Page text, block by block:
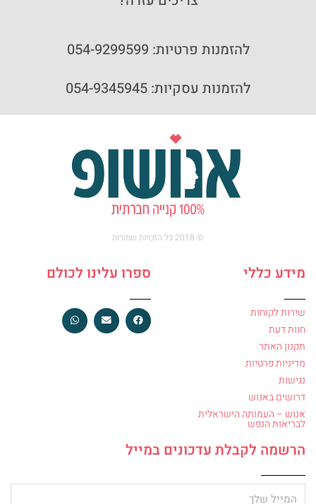
להזמנות פרטיות: 054-9299599
להזמנות עסקיות: 054-9345945
© 2018 כל הזכויות שמורות
מידע כללי
שירות לקוחות
חוות דעת
תקנון האתר
מדיניות פרטיות
נגישות
דרושים באנוש
אנוש – העמותה הישראלית
לבריאות הנפש
ספרו עלינו לכולם
הרשמה לקבלת עדכונים במייל